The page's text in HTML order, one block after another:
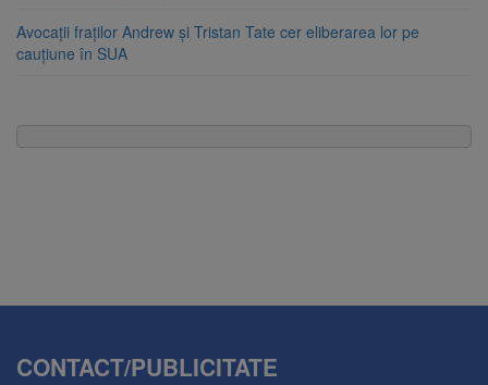
Avocații fraților Andrew și Tristan Tate cer eliberarea lor pe
cauțiune în SUA
CONTACT/PUBLICITATE